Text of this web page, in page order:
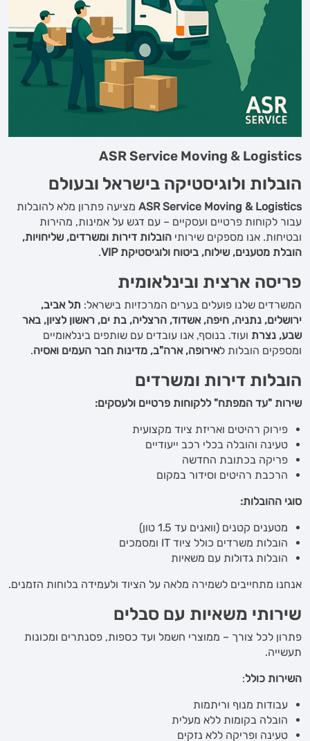
ASR Service Moving & Logistics
הובלות ולוגיסטיקה בישראל ובעולם
ASR Service Moving & Logistics מציעה פתרון מלא להובלות
עבור לקוחות פרטיים ועסקיים – עם דגש על אמינות, מהירות
ובטיחות. אנו מספקים שירותי הובלות דירות ומשרדים, שליחויות,
הובלת מטענים, שילוח, ביטוח ולוגיסטיקת VIP
.
פריסה ארצית ובינלאומית
המשרדים שלנו פועלים בערים המרכזיות בישראל: תל אביב,
ירושלים, נתניה, חיפה, אשדוד, הרצליה, בת ים, ראשון לציון, באר
שבע, נצרת ועוד. בנוסף, אנו עובדים עם שותפים בינלאומיים
ומספקים הובלות לאירופה, ארה"ב, מדינות חבר העמים ואסיה.
הובלות דירות ומשרדים
שירות "עד המפתח" ללקוחות פרטיים ולעסקים:
פירוק רהיטים ואריזת ציוד מקצועית
טעינה והובלה בכלי רכב ייעודיים
פריקה בכתובת החדשה
הרכבת רהיטים וסידור במקום
סוגי ההובלות:
מטענים קטנים (וואנים עד 1.5 טון)
הובלות משרדים כולל ציוד IT ומסמכים
הובלות גדולות עם משאיות
אנחנו מתחייבים לשמירה מלאה על הציוד ולעמידה בלוחות הזמנים.
שירותי משאיות עם סבלים
פתרון לכל צורך – ממוצרי חשמל ועד כספות, פסנתרים ומכונות
תעשייה.
השירות כולל:
עבודות מנוף וריתמות
הובלה בקומות ללא מעלית
טעינה ופריקה ללא נזקים